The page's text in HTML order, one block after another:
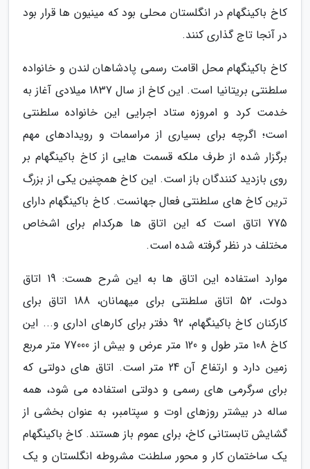
کاخ باکینگهام در انگلستان محلی بود که مینیون ها قرار بود
در آنجا تاج گذاری کنند.
کاخ باکینگهام محل اقامت رسمی پادشاهان لندن و خانواده
سلطنتی بریتانیا است. این کاخ از سال 1837 میلادی آغاز به
خدمت کرد و امروزه ستاد اجرایی این خانواده سلطنتی
است؛ اگرچه برای بسیاری از مراسمات و رویدادهای مهم
برگزار شده از طرف ملکه قسمت هایی از کاخ باکینگهام بر
روی بازدید کنندگان باز است. این کاخ همچنین یکی از بزرگ
ترین کاخ های سلطنتی فعال جهانست. کاخ باکینگهام دارای
775 اتاق است که این اتاق ها هرکدام برای اشخاص
مختلف در نظر گرفته شده است.
موارد استفاده این اتاق ها به این شرح هست: 19 اتاق
دولت، 52 اتاق سلطنتی برای میهمانان، 188 اتاق برای
کارکنان کاخ باکینگهام، 92 دفتر برای کارهای اداری و... این
کاخ 108 متر طول و 120 متر عرض و بیش از 77000 متر مربع
زمین دارد و ارتفاع آن 24 متر است. اتاق های دولتی که
برای سرگرمی های رسمی و دولتی استفاده می شود، همه
ساله در بیشتر روزهای اوت و سپتامبر، به عنوان بخشی از
گشایش تابستانی کاخ، برای عموم باز هستند. کاخ باکینگهام
یک ساختمان کار و محور سلطنت مشروطه انگلستان و یک